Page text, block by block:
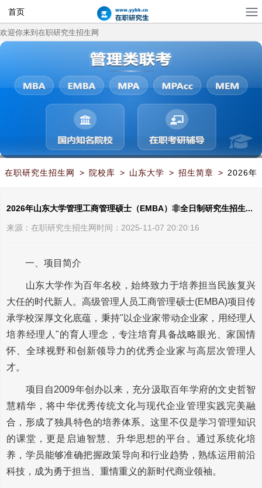
首页
欢迎你来到在职研究生招生网
在职研究生招生网 > 院校库 > 山东大学 > 招生简章 > 2026年
山东大学管理工商管理硕士（EMBA）非全日制研究生招生简章
2026年山东大学管理工商管理硕士（EMBA）非全日制研究生招生简章
来源： 在职研究生招生网 时间：2025-11-07 20:20:16
一、项目简介
山东大学作为百年名校，始终致力于培养担当民族复兴
大任的时代新人。高级管理人员工商管理硕士(EMBA)项目传
承学校深厚文化底蕴，秉持"以企业家带动企业家，用经理人
培养经理人"的育人理念，专注培育具备战略眼光、家国情
怀、全球视野和创新领导力的优秀企业家与高层次管理人
才。
项目自2009年创办以来，充分汲取百年学府的文史哲智
慧精华，将中华优秀传统文化与现代企业管理实践完美融
合，形成了独具特色的培养体系。这里不仅是学习管理知识
的课堂，更是启迪智慧、升华思想的平台。通过系统化培
养，学员能够准确把握政策导向和行业趋势，熟练运用前沿
科技，成为勇于担当、重情重义的新时代商业领袖。